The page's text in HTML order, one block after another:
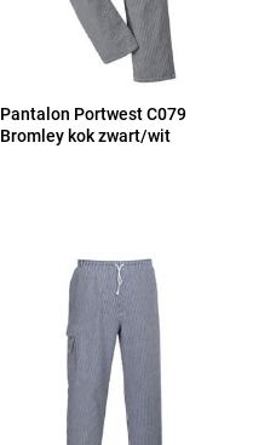
Pantalon Portwest C079
Bromley kok zwart/wit